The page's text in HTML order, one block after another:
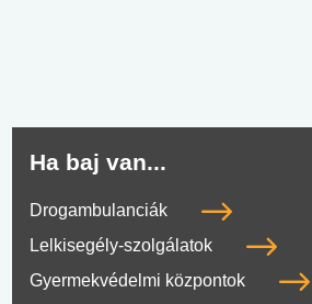
Ha baj van...
Drogambulanciák
Lelkisegély-szolgálatok
Gyermekvédelmi központok